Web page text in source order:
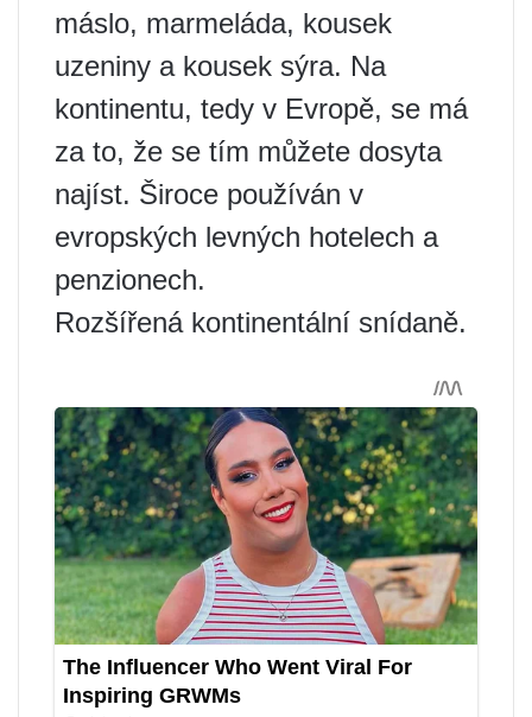
máslo, marmeláda, kousek
uzeniny a kousek sýra. Na
kontinentu, tedy v Evropě, se má
za to, že se tím můžete dosyta
najíst. Široce používán v
evropských levných hotelech a
penzionech.
Rozšířená kontinentální snídaně.